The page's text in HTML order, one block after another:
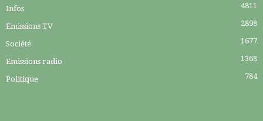
Infos 4811
Emissions TV 2898
Société 1677
Emissions radio 1368
Politique 784